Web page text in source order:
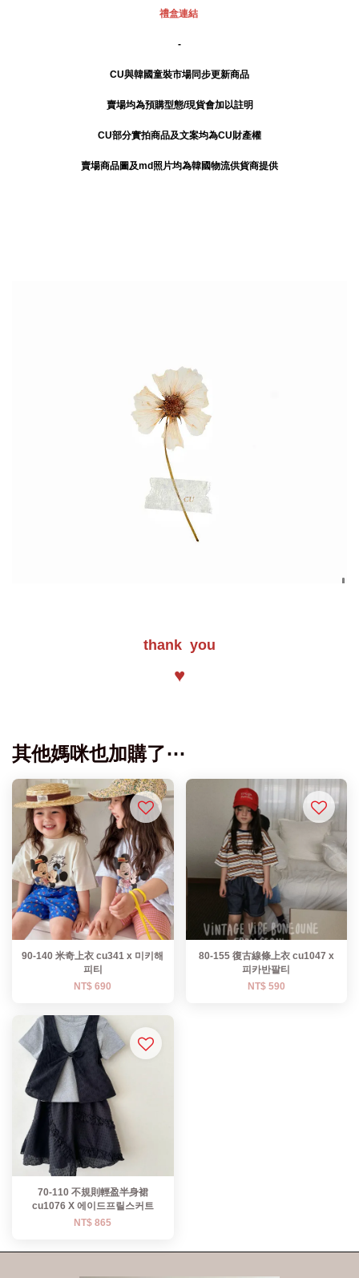
禮盒連結
-
CU與韓國童裝市場同步更新商品
賣場均為預購型態/現貨會加以註明
CU部分實拍商品及文案均為CU財產權
賣場商品圖及md照片均為韓國物流供貨商提供
thank you
♥
其他媽咪也加購了⋯
90-140 米奇上衣 cu341 x 미키해
피티
NT$ 690
80-155 復古線條上衣 cu1047 x
피카반팔티
NT$ 590
70-110 不規則輕盈半身裙
cu1076 X 에이드프릴스커트
NT$ 865